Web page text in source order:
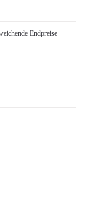
Endpreise